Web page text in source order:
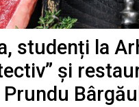
studenți la
și